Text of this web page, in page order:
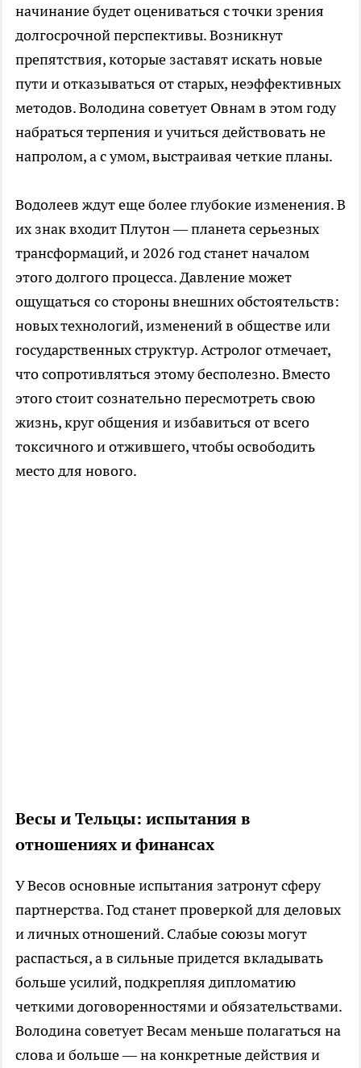
начинание будет оцениваться с точки зрения
долгосрочной перспективы. Возникнут
препятствия, которые заставят искать новые
пути и отказываться от старых, неэффективных
методов. Володина советует Овнам в этом году
набраться терпения и учиться действовать не
напролом, а с умом, выстраивая четкие планы.
Водолеев ждут еще более глубокие изменения. В
их знак входит Плутон — планета серьезных
трансформаций, и 2026 год станет началом
этого долгого процесса. Давление может
ощущаться со стороны внешних обстоятельств:
новых технологий, изменений в обществе или
государственных структур. Астролог отмечает,
что сопротивляться этому бесполезно. Вместо
этого стоит сознательно пересмотреть свою
жизнь, круг общения и избавиться от всего
токсичного и отжившего, чтобы освободить
место для нового.
Весы и Тельцы: испытания в
отношениях и финансах
У Весов основные испытания затронут сферу
партнерства. Год станет проверкой для деловых
и личных отношений. Слабые союзы могут
распасться, а в сильные придется вкладывать
больше усилий, подкрепляя дипломатию
четкими договоренностями и обязательствами.
Володина советует Весам меньше полагаться на
слова и больше — на конкретные действия и